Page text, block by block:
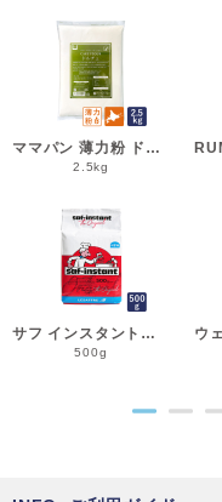
ママパン 薄力粉 ドルチェ 2.5kg 菓子用小麦粉 北海道産 江別製粉 国産小麦粉_シフォンケーキ スポンジケーキ パウンドケーキ クッキー
2.5kg
サフ インスタント・ドライイースト赤 500g 乾燥酵母 低糖用 LESAFFRE ルサッフル__
500g
● ●